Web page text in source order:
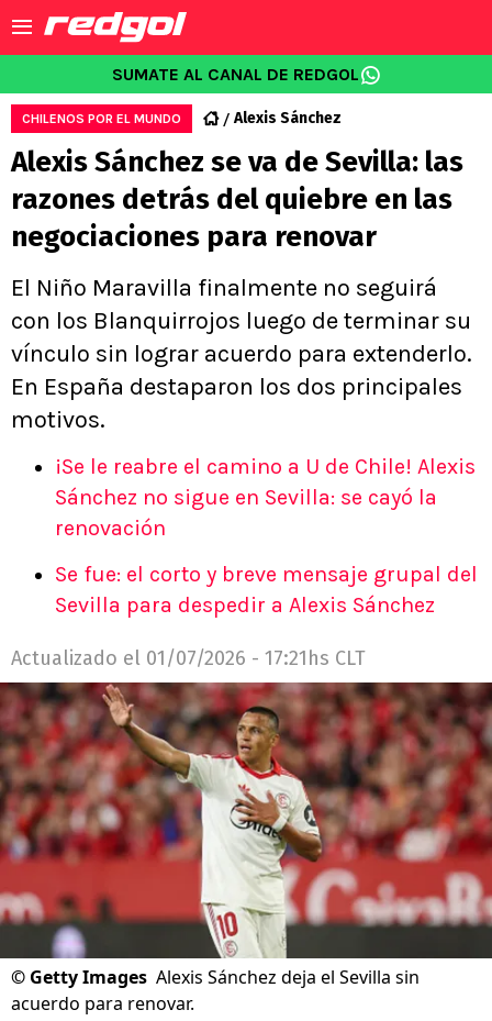
SUMATE AL CANAL DE REDGOL
CHILENOS POR EL MUNDO Alexis Sánchez
Alexis Sánchez se va de Sevilla: las
razones detrás del quiebre en las
negociaciones para renovar
El Niño Maravilla finalmente no seguirá
con los Blanquirrojos luego de terminar su
vínculo sin lograr acuerdo para extenderlo.
En España destaparon los dos principales
motivos.
¡Se le reabre el camino a U de Chile! Alexis
Sánchez no sigue en Sevilla: se cayó la
renovación
Se fue: el corto y breve mensaje grupal del
Sevilla para despedir a Alexis Sánchez
Actualizado el 01/07/2026 - 17:21hs CLT
© Getty Images Alexis Sánchez deja el Sevilla sin
acuerdo para renovar.